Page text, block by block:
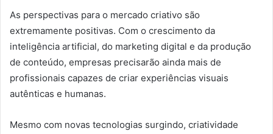
As perspectivas para o mercado criativo são
extremamente positivas. Com o crescimento da
inteligência artificial, do marketing digital e da produção
de conteúdo, empresas precisarão ainda mais de
profissionais capazes de criar experiências visuais
autênticas e humanas.
Mesmo com novas tecnologias surgindo, criatividade